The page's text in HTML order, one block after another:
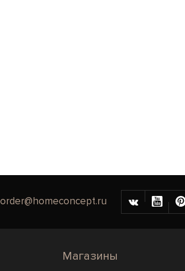
order@homeconcept.ru
Магазины